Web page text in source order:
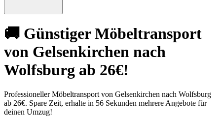
🚚 Günstiger Möbeltransport
von Gelsenkirchen nach
Wolfsburg ab 26€!
Professioneller Möbeltransport von Gelsenkirchen nach Wolfsburg
ab 26€. Spare Zeit, erhalte in 56 Sekunden mehrere Angebote für
deinen Umzug!